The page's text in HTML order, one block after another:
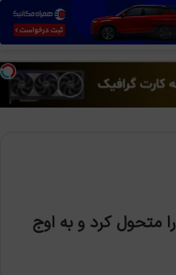
فیل اسپنسر چگونه Xbox را متحول کرد و به اوج